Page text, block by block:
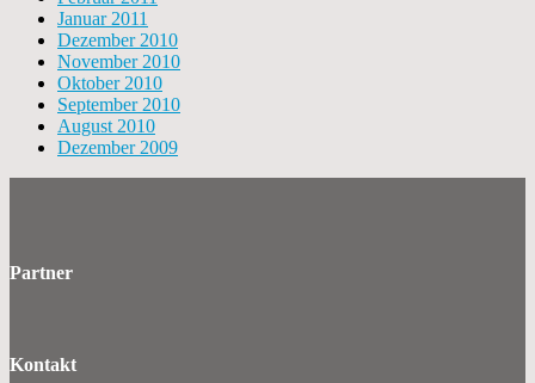
Januar 2011
Dezember 2010
November 2010
Oktober 2010
September 2010
August 2010
Dezember 2009
Partner
Kontakt